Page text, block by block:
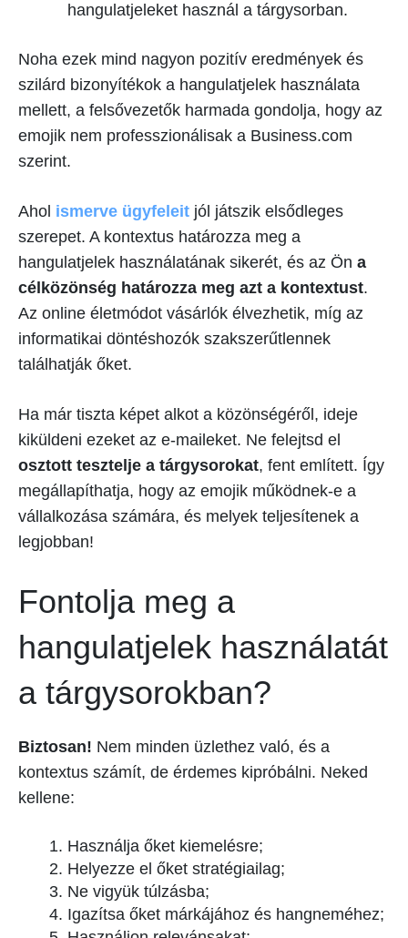
hangulatjeleket használ a tárgysorban.
Noha ezek mind nagyon pozitív eredmények és
szilárd bizonyítékok a hangulatjelek használata
mellett, a felsővezetők harmada gondolja, hogy az
emojik nem professzionálisak a Business.com
szerint.
Ahol ismerve ügyfeleit jól játszik elsődleges
szerepet. A kontextus határozza meg a
hangulatjelek használatának sikerét, és az Ön a
célközönség határozza meg azt a kontextust.
Az online életmódot vásárlók élvezhetik, míg az
informatikai döntéshozók szakszerűtlennek
találhatják őket.
Ha már tiszta képet alkot a közönségéről, ideje
kiküldeni ezeket az e-maileket. Ne felejtsd el
osztott tesztelje a tárgysorokat, fent említett. Így
megállapíthatja, hogy az emojik működnek-e a
vállalkozása számára, és melyek teljesítenek a
legjobban!
Fontolja meg a
hangulatjelek használatát
a tárgysorokban?
Biztosan! Nem minden üzlethez való, és a
kontextus számít, de érdemes kipróbálni. Neked
kellene:
Használja őket kiemelésre;
Helyezze el őket stratégiailag;
Ne vigyük túlzásba;
Igazítsa őket márkájához és hangneméhez;